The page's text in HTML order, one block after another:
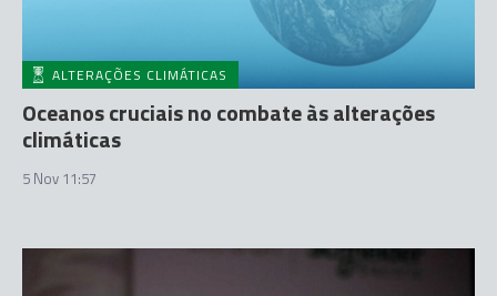
ALTERAÇÕES CLIMÁTICAS
Oceanos cruciais no combate às alterações
climáticas
5 Nov 11:57